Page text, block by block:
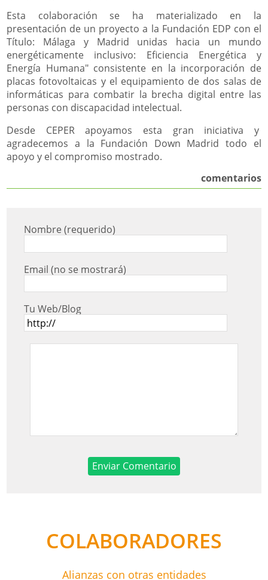
Esta colaboración se ha materializado en la
presentación de un proyecto a la Fundación EDP con el
Título: Málaga y Madrid unidas hacia un mundo
energéticamente inclusivo: Eficiencia Energética y
Energía Humana" consistente en la incorporación de
placas fotovoltaicas y el equipamiento de dos salas de
informáticas para combatir la brecha digital entre las
personas con discapacidad intelectual.
Desde CEPER apoyamos esta gran iniciativa y
agradecemos a la Fundación Down Madrid todo el
apoyo y el compromiso mostrado.
comentarios
Nombre (requerido)
Email (no se mostrará)
Tu Web/Blog
COLABORADORES
Alianzas con otras entidades